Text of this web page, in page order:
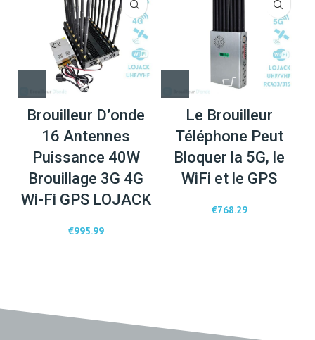
Brouilleur D’onde
16 Antennes
Puissance 40W
Brouillage 3G 4G
Wi-Fi GPS LOJACK
€995.99
Le Brouilleur
Téléphone Peut
Bloquer la 5G, le
WiFi et le GPS
€768.29